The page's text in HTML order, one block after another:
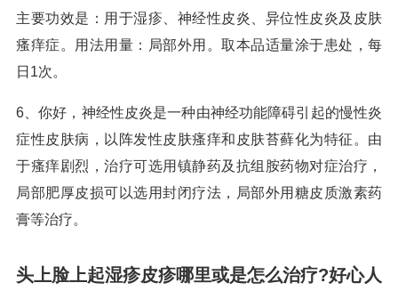
主要功效是：用于湿疹、神经性皮炎、异位性皮炎及皮肤
瘙痒症。用法用量：局部外用。取本品适量涂于患处，每
日1次。
6、你好，神经性皮炎是一种由神经功能障碍引起的慢性炎
症性皮肤病，以阵发性皮肤瘙痒和皮肤苔藓化为特征。由
于瘙痒剧烈，治疗可选用镇静药及抗组胺药物对症治疗，
局部肥厚皮损可以选用封闭疗法，局部外用糖皮质激素药
膏等治疗。
头上脸上起湿疹皮疹哪里或是怎么治疗?好心人